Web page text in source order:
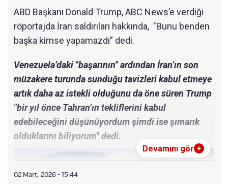
ABD Başkanı Donald Trump, ABC News’e verdiği
röportajda İran saldırıları hakkında, "Bunu benden
başka kimse yapamazdı” dedi.
Venezuela’daki "başarının" ardından İran’ın son
müzakere turunda sunduğu tavizleri kabul etmeye
artık daha az istekli olduğunu da öne süren Trump
"bir yıl önce Tahran’ın tekliflerini kabul
edebileceğini düşünüyordum şimdi ise şımarık
olduklarını biliyorum" dedi.
Devamını gör +
02 Mart, 2026 - 15:44